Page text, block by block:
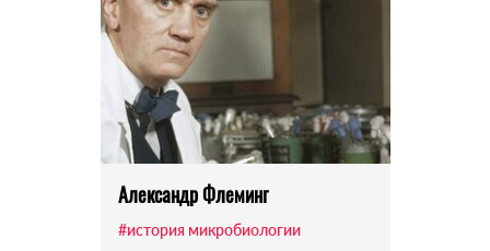
Александр Флеминг
#история микробиологии